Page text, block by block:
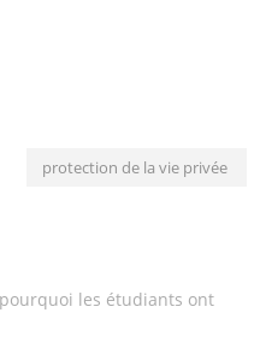
protection de la vie privée
les étudiants ont